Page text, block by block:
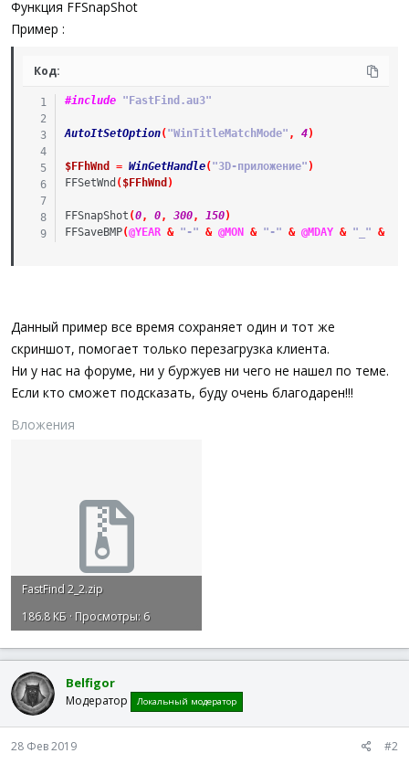
Функция FFSnapShot
Пример :
Код:
#include "FastFind.au3"
AutoItSetOption( "WinTitleMatchMode" , 4)
$FFhWnd = WinGetHandle( "3D-приложение" )
FFSetWnd ( $FFhWnd )
FFSnapShot (0, 0, 300, 150)
FFSaveBMP(@YEAR & "-" & @MON & "-" & @MDAY & "_" &
Данный пример все время сохраняет один и тот же
скриншот, помогает только перезагрузка клиента.
Ни у нас на форуме, ни у буржуев ни чего не нашел по теме.
Если кто сможет подсказать, буду очень благодарен!!!
Вложения
FastFind 2_2.zip
186.8 КБ · Просмотры: 6
Belfigor
Модератор Локальный модератор
28 Фев 2019 #2